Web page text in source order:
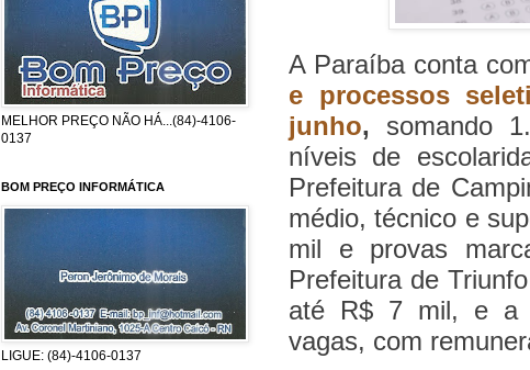
A Paraíba conta
e processos
junho, somando
níveis de
Prefeitura de
médio, técnico e
mil e provas
Prefeitura de
até R$ 7 mil, e a
vagas, com
MELHOR PREÇO NÃO HÁ...(84)-4106-
0137
BOM PREÇO INFORMÁTICA
LIGUE: (84)-4106-0137